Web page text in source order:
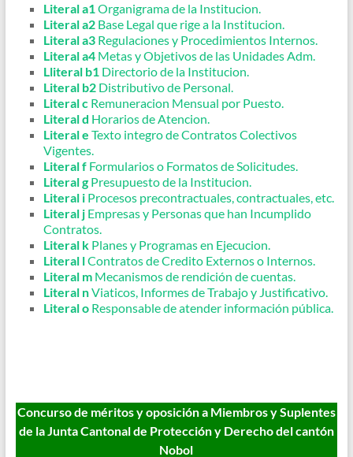
Literal a1Organigrama de la Institucion.
Literal a2 Base Legal que rige a la Institucion.
Literal a3 Regulaciones y Procedimientos Internos.
Literal a4 Metas y Objetivos de las Unidades Adm.
Lliteral b1 Directorio de la Institucion.
Literal b2 Distributivo de Personal.
Literal c Remuneracion Mensual por Puesto.
Literal d Horarios de Atencion.
Literal e Texto integro de Contratos Colectivos
Vigentes.
Literal f Formularios o Formatos de Solicitudes.
Literal g Presupuesto de la Institucion.
Literal i Procesos precontractuales, contractuales, etc.
Literal j Empresas y Personas que han Incumplido
Contratos.
Literal k Planes y Programas en Ejecucion.
Literal lContratos de Credito Externos o Internos.
Literal m Mecanismos de rendición de cuentas.
Literal nViaticos, Informes de Trabajo y Justificativo.
Literal o Responsable de atender información pública.
Concurso de méritos y oposición a Miembros y Suplentes
de la Junta Cantonal de Protección y Derecho del cantón
Nobol